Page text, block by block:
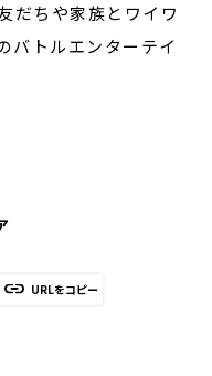
だちや家族とワイワ
バトルエンターテイ
URLをコピー